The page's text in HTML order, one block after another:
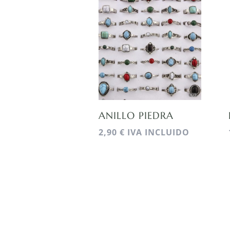
ANILLO PIEDRA
2,90 € IVA INCLUIDO